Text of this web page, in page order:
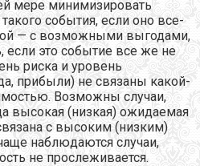
мере минимизировать
события, если оно все-
— с возможными выгодами,
если это событие все же не
риска и уровень
прибыли) не связаны какой-
Возможны случаи,
высокая (низкая) ожидаемая
с высоким (низким)
наблюдаются случаи,
не прослеживается.